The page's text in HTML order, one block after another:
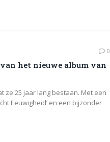
0
het nieuwe album van
ze 25 jaar lang bestaan. Met een
Eeuwigheid’ en een bijzonder